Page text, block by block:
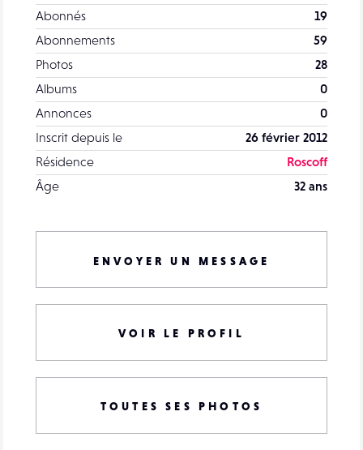
Abonnés
19
Abonnements
59
Photos
28
Albums
0
Annonces
0
Inscrit depuis le
26 février 2012
Résidence
Roscoff
Âge
32 ans
ENVOYER UN MESSAGE
VOIR LE PROFIL
TOUTES SES PHOTOS